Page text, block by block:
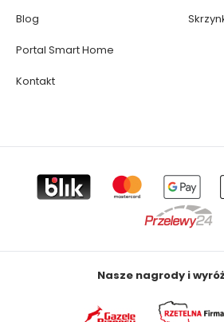
Blog
Portal Smart Home
Kontakt
Nasze nagrody i